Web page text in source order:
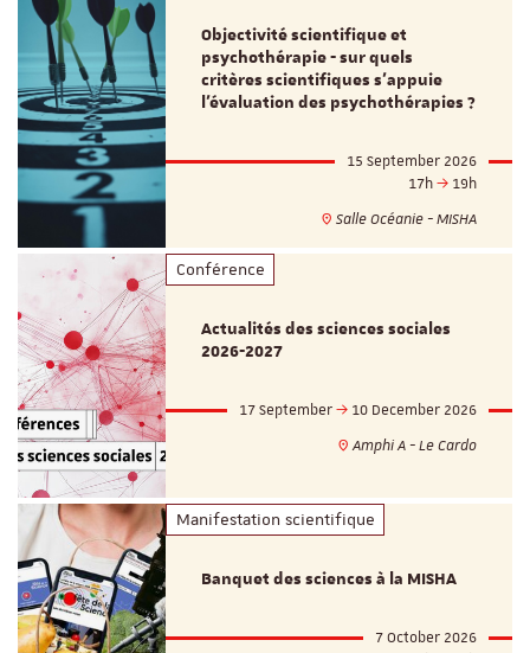
Objectivité scientifique et
psychothérapie - sur quels
critères scientifiques s'appuie
l'évaluation des psychothérapies ?
15 September 2026
17h
19h
Salle Océanie - MISHA
Conférence
Actualités des sciences sociales
2026-2027
17 September
10 December 2026
Amphi A - Le Cardo
Manifestation scientifique
Banquet des sciences à la MISHA
7 October 2026